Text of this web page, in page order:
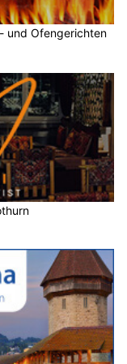
und Ofengerichten